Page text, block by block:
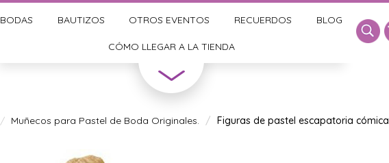
BODAS BAUTIZOS OTROS EVENTOS RECUERDOS BLOG
CÓMO LLEGAR A LA TIENDA
Muñecos para Pastel de Boda Originales. Figuras de pastel escapatoria cómica